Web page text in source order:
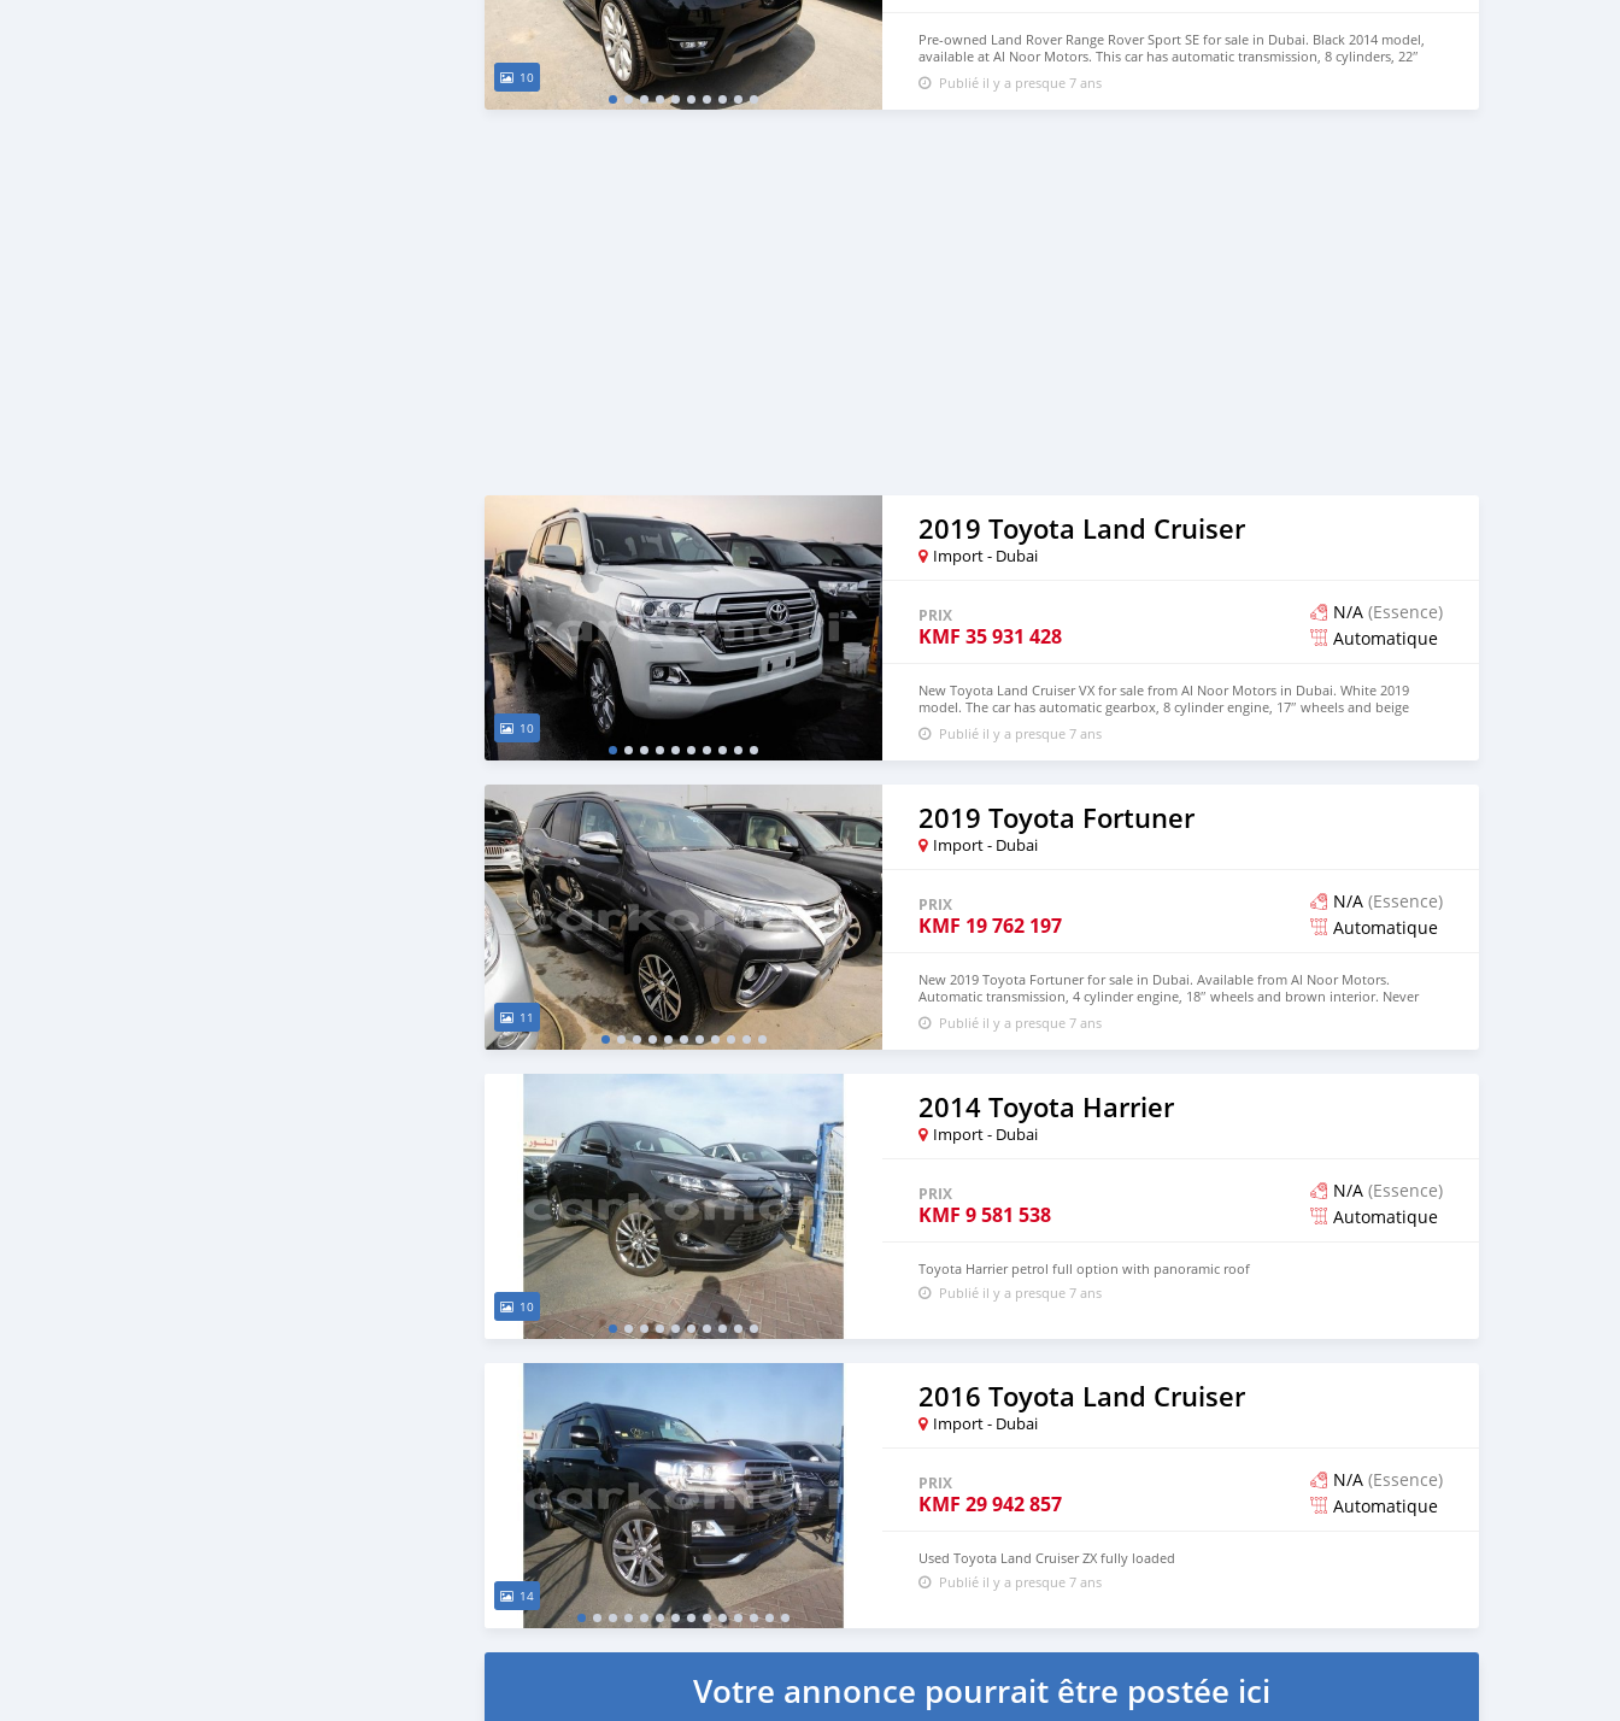
10
Pre-owned Land Rover Range Rover Sport SE for sale in Dubai. Black 2014 model,
available at Al Noor Motors. This car has automatic transmission, 8 cylinders, 22″
wheels and black interior. 50,493 km, Imported specs.
Publié il y a presque 7 ans
10
2019 Toyota Land Cruiser
Import - Dubai
PRIX
KMF 35 931 428
N/A (Essence)
Automatique
New Toyota Land Cruiser VX for sale from Al Noor Motors in Dubai. White 2019
model. The car has automatic gearbox, 8 cylinder engine, 17″ wheels and beige
interior. Imported specs.
Publié il y a presque 7 ans
11
2019 Toyota Fortuner
Import - Dubai
PRIX
KMF 19 762 197
N/A (Essence)
Automatique
New 2019 Toyota Fortuner for sale in Dubai. Available from Al Noor Motors.
Automatic transmission, 4 cylinder engine, 18″ wheels and brown interior. Never
driven, Imported specs.
Publié il y a presque 7 ans
10
2014 Toyota Harrier
Import - Dubai
PRIX
KMF 9 581 538
N/A (Essence)
Automatique
Toyota Harrier petrol full option with panoramic roof
Publié il y a presque 7 ans
14
2016 Toyota Land Cruiser
Import - Dubai
PRIX
KMF 29 942 857
N/A (Essence)
Automatique
Used Toyota Land Cruiser ZX fully loaded
Publié il y a presque 7 ans
Votre annonce pourrait être postée ici